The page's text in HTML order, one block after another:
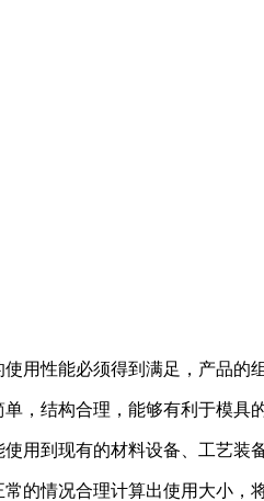
性能必须得到满足，产品的组
结构合理，能够有利于模具
到现有的材料设备、工艺装
情况合理计算出使用大小，